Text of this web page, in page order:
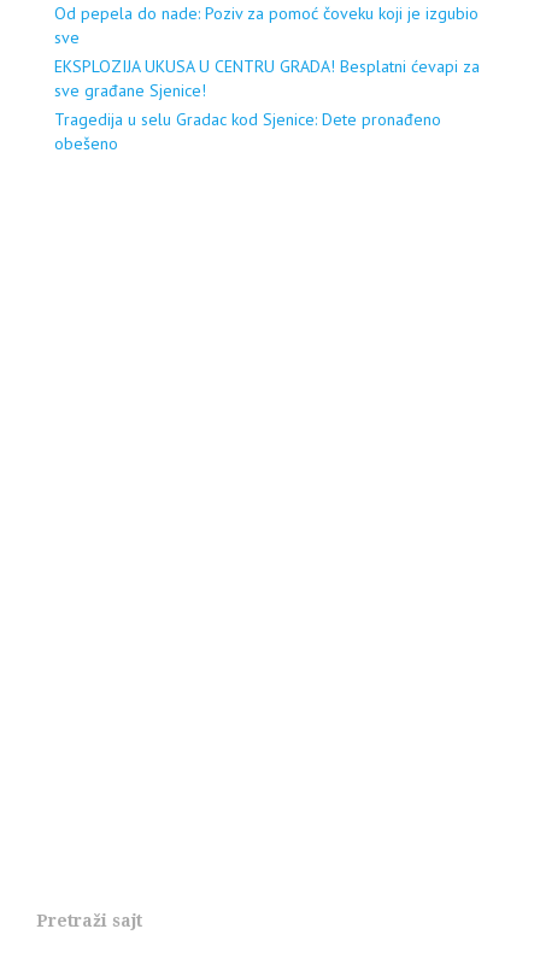
Od pepela do nade: Poziv za pomoć čoveku koji je izgubio
sve
EKSPLOZIJA UKUSA U CENTRU GRADA! Besplatni ćevapi za
sve građane Sjenice!
Tragedija u selu Gradac kod Sjenice: Dete pronađeno
obešeno
Pretraži sajt